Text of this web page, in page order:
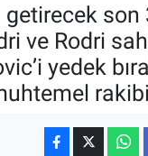
getirecek
ve Rodri
yedek